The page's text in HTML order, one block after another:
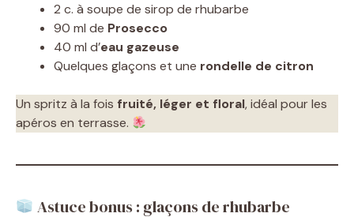
2 c. à soupe de sirop de rhubarbe
90 ml de Prosecco
40 ml d’eau gazeuse
Quelques glaçons et une rondelle de citron
Un spritz à la fois fruité, léger et floral, idéal pour les
apéros en terrasse.
Astuce bonus : glaçons de rhubarbe